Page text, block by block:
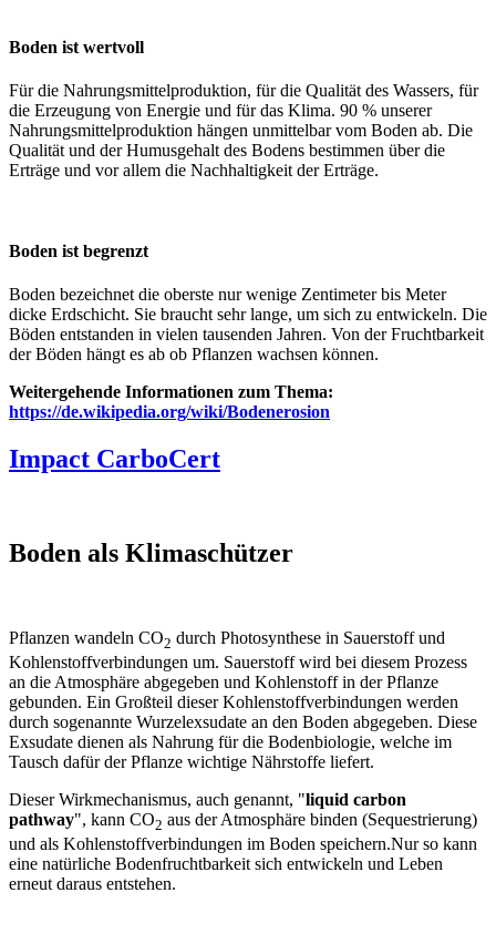
Boden ist wertvoll
Für die Nahrungsmittelproduktion, für die Qualität des Wassers, für
die Erzeugung von Energie und für das Klima. 90 % unserer
Nahrungsmittelproduktion hängen unmittelbar vom Boden ab. Die
Qualität und der Humusgehalt des Bodens bestimmen über die
Erträge und vor allem die Nachhaltigkeit der Erträge.
Boden ist begrenzt
Boden bezeichnet die oberste nur wenige Zentimeter bis Meter
dicke Erdschicht. Sie braucht sehr lange, um sich zu entwickeln. Die
Böden entstanden in vielen tausenden Jahren. Von der Fruchtbarkeit
der Böden hängt es ab ob Pflanzen wachsen können.
Weitergehende Informationen zum Thema:
https://de.wikipedia.org/wiki/Bodenerosion
Impact CarboCert
Boden als Klimaschützer
Pflanzen wandeln CO2 durch Photosynthese in Sauerstoff und
Kohlenstoffverbindungen um. Sauerstoff wird bei diesem Prozess
an die Atmosphäre abgegeben und Kohlenstoff in der Pflanze
gebunden. Ein Großteil dieser Kohlenstoffverbindungen werden
durch sogenannte Wurzelexsudate an den Boden abgegeben. Diese
Exsudate dienen als Nahrung für die Bodenbiologie, welche im
Tausch dafür der Pflanze wichtige Nährstoffe liefert.
Dieser Wirkmechanismus, auch genannt, "liquid carbon
pathway", kann CO2 aus der Atmosphäre binden (Sequestrierung)
und als Kohlenstoffverbindungen im Boden speichern.Nur so kann
eine natürliche Bodenfruchtbarkeit sich entwickeln und Leben
erneut daraus entstehen.